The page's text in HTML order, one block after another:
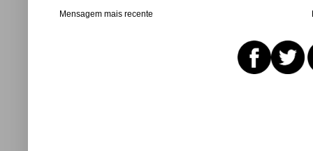
Mensagem mais recente